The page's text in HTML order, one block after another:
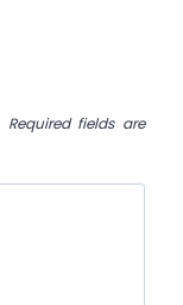
Required fields are